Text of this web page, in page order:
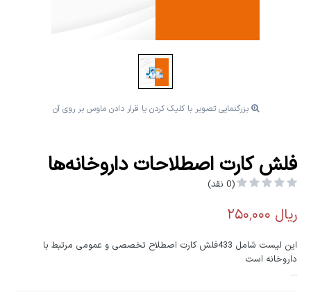
بزرگنمایی تصویر با کلیک کردن یا قرار دادن ماوس بر روی آن
فلش کارت اصطلاحات داروخانه‌ها
(0 نقد)
این لیست شامل 433فلش کارت اصطلاح تخصصی و عمومی مرتبط با
داروخانه است
...